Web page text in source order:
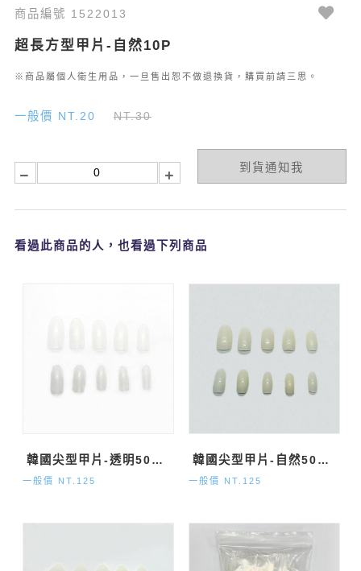
商品編號 1522013
超長方型甲片-自然10P
※商品屬個人衛生用品，一旦售出恕不做退換貨，購買前請三思。
一般價 NT.20 NT.30
到貨通知我
看過此商品的人，也看過下列商品
韓國尖型甲片-透明500P
一般價 NT.125
韓國尖型甲片-自然500P
一般價 NT.125